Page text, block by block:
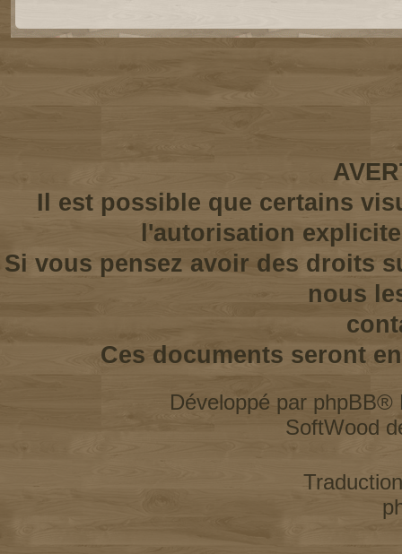
Il est possible que certains
l'autorisation
Si vous pensez avoir des droits
nous
Ces documents seront
Développé par phpBB®
SoftWood